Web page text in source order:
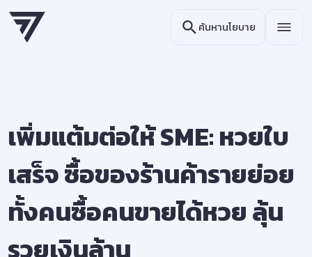
ค้นหานโยบาย
เพิ่มแต้มต่อให้ SME: หวยใบ
เสร็จ ซื้อของร้านค้ารายย่อย
ทั้งคนซื้อคนขายได้หวย ลุ้น
รวยเงินล้าน